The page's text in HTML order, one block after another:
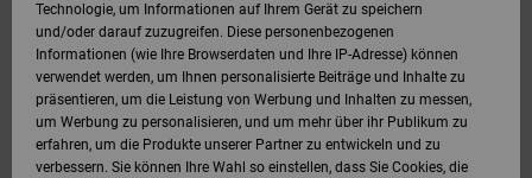
SALE SNOW
T-Shirts
Jacken &
Sale Snow
Jacken &
Hoodies &
Pure
Net
Alle ansehen
Manteca
Construct
Ascend
Sandalen
Winterschuhe
Snowboard
BEKLEIDUNG Hemden
Jeans
Jacken &
ACCESSOIRES
Manteca
Best Sellers
Sandalen
Snowboard
Unisex
KLEIDUNG
KINDER
Sneakers
Alle ansehen
Hemden
ACCESSOIRES Alle ansehen
SKATE
Winterschuhe
Polarfleece &
Softshells
Alle ansehen
KINDER
Mützen
Alle ansehen
Bezahlung
Geschenkkarte
Technologie, um Informationen auf Ihrem Gerät zu speichern
und/oder darauf zuzugreifen. Diese personenbezogenen
Informationen (wie Ihre Browserdaten und Ihre IP-Adresse) können
verwendet werden, um Ihnen personalisierte Beiträge und Inhalte zu
präsentieren, um die Leistung von Werbung und Inhalten zu messen,
um Werbung zu personalisieren, und um mehr über ihr Publikum zu
erfahren, um die Produkte unserer Partner zu entwickeln und zu
verbessern. Sie können Ihre Wahl so einstellen, dass Sie Cookies, die